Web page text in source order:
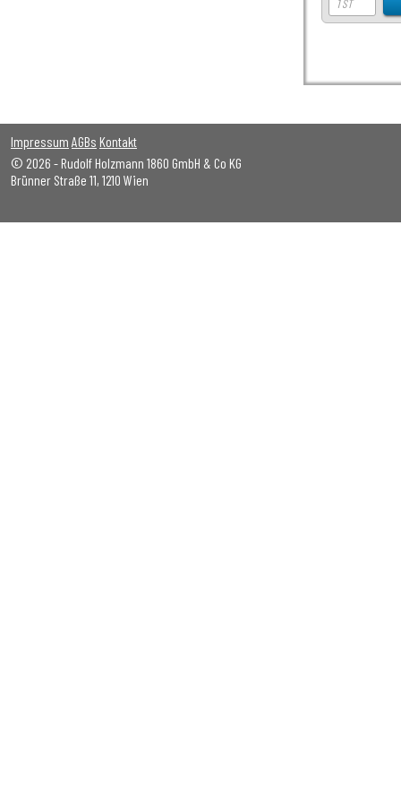
Impressum AGBs Kontakt
© 2026 - Rudolf Holzmann 1860 GmbH & Co KG
Brünner Straße 11, 1210 Wien